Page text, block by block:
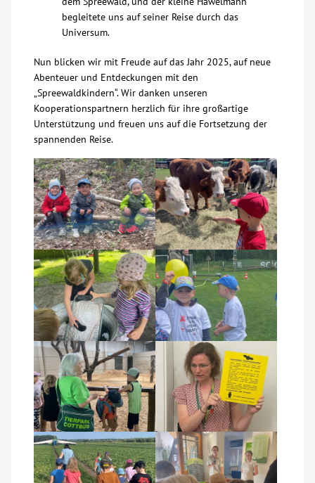
begleitete uns auf seiner Reise durch das
Universum.
Nun blicken wir mit Freude auf das Jahr 2025, auf neue
Abenteuer und Entdeckungen mit den
„Spreewaldkindern“. Wir danken unseren
Kooperationspartnern herzlich für ihre großartige
Unterstützung und freuen uns auf die Fortsetzung der
spannenden Reise.